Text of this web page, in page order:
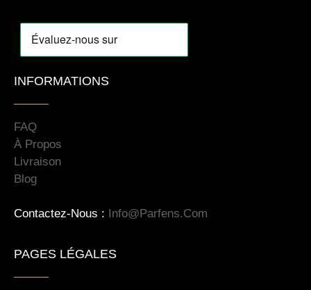
INFORMATIONS
FAQ
À Propos
Livraison
Blog
Contactez-Nous : Info@parfens.com
PAGES LÉGALES